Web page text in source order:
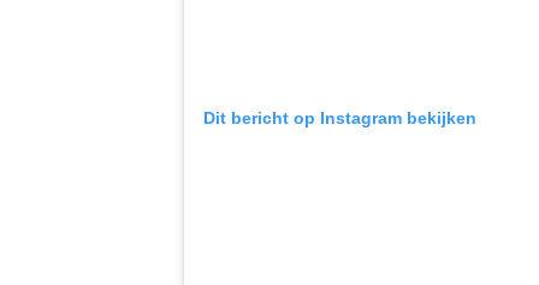
Dit bericht op Instagram bekijken